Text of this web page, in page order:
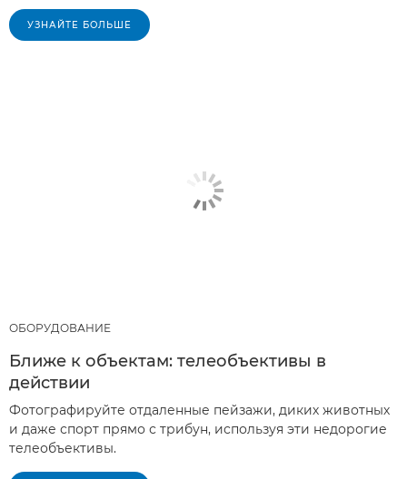
УЗНАЙТЕ БОЛЬШЕ
ОБОРУДОВАНИЕ
Ближе к объектам: телеобъективы в
действии
Фотографируйте отдаленные пейзажи, диких животных
и даже спорт прямо с трибун, используя эти недорогие
телеобъективы.